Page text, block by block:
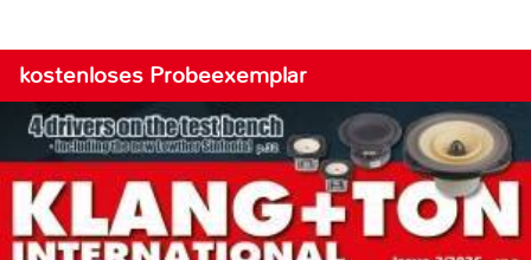
kostenloses Probeexemplar